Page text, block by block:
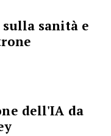
sanità e
dell'IA da